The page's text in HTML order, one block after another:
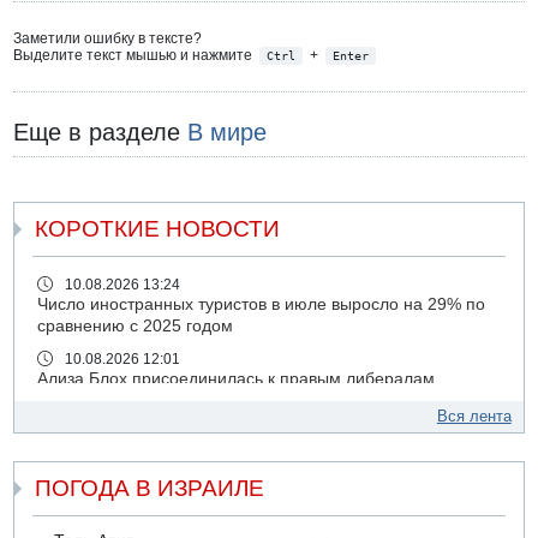
Заметили ошибку в тексте?
Выделите текст мышью и нажмите
Ctrl + Enter
Еще в разделе В мире
КОРОТКИЕ НОВОСТИ
10.08.2026 13:24
Число иностранных туристов в июле выросло на 29% по
сравнению с 2025 годом
10.08.2026 12:01
Ализа Блох присоединилась к правым либералам
На 4-м шоссе погиб под колесами автомобиля мужчина
09.08.2026 20:04
Сын экс-депутата от партии ШАС арестован за
Вся лента
ПОГОДА В ИЗРАИЛЕ